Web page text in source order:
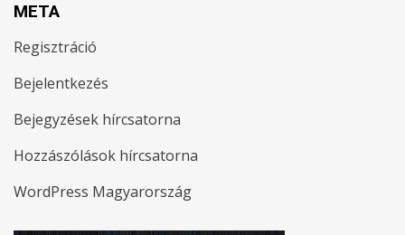
META
Regisztráció
Bejelentkezés
Bejegyzések hírcsatorna
Hozzászólások hírcsatorna
WordPress Magyarország